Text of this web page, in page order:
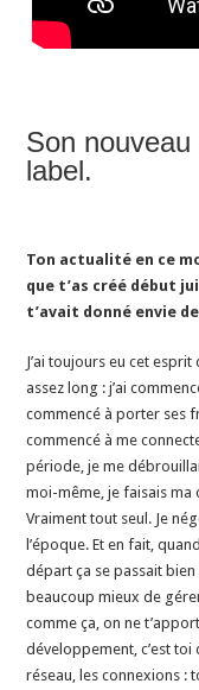
Son
label.
Ton actualité en ce
que t’as créé début
t’avait donné envie
J’ai toujours eu cet
assez long : j’ai
commencé à porter ses
commencé à me
période, je me
moi-même, je faisais ma
Vraiment tout seul. Je
l’époque. Et en fait,
départ ça se passait
beaucoup mieux de
comme ça, on ne
développement, c’est
réseau, les connexions :